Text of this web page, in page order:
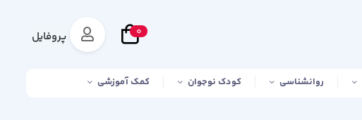
0 پروفایل
روانشناسی کودک نوجوان کمک آموزشی